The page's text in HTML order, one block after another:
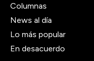
Columnas
News al día
Lo más popular
En desacuerdo